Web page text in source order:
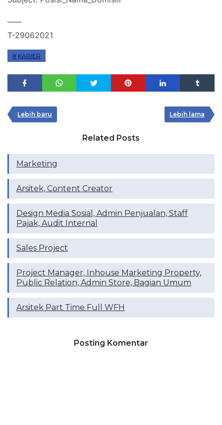
T-29062021
KARIER
Lebih baru Lebih lama
Related Posts
Marketing
Arsitek, Content Creator
Design Media Sosial, Admin Penjualan, Staff
Pajak, Audit Internal
Sales Project
Project Manager, Inhouse Marketing Property,
Public Relation, Admin Store, Bagian Umum
Arsitek Part Time Full WFH
Posting Komentar